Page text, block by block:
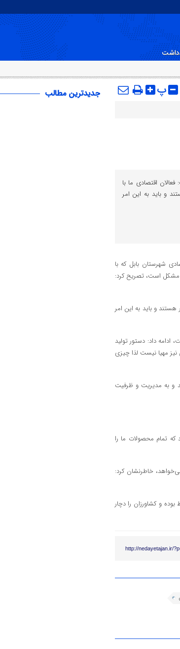
پ
اقتصادی ما با
و باید به این امر
شهرستان بابل که با
مشکل است، تصریح کرد:
و باید به این امر
ادامه داد: دستور تولید
صادرات آن نیز مهیا نیست لذا چیزی
و به مدیریت و ظرفیت
تمام محصولات ما را
خاطرنشان کرد:
و کشاورزان را دچار
http://nedayetajan.ir/
جدیدترین مطالب